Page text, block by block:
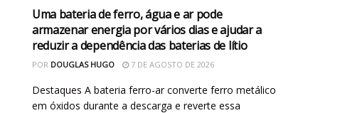
Uma bateria de ferro, água e ar pode
armazenar energia por vários dias e ajudar a
reduzir a dependência das baterias de lítio
POR DOUGLAS HUGO 7 DE AGOSTO DE 2026
Destaques A bateria ferro-ar converte ferro metálico
em óxidos durante a descarga e reverte essa